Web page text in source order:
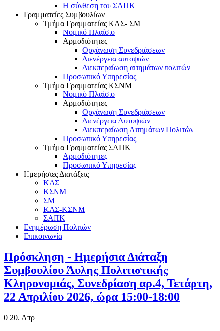
Η σύνθεση του ΣΑΠΚ
Γραμματείες Συμβουλίων
Τμήμα Γραμματείας ΚΑΣ- ΣΜ
Νομικό Πλαίσιο
Αρμοδιότητες
Οργάνωση Συνεδριάσεων
Διενέργεια αυτοψιών
Διεκπεραίωση αιτημάτων πολιτών
Προσωπικό Υπηρεσίας
Τμήμα Γραμματείας ΚΣΝΜ
Νομικό Πλαίσιο
Αρμοδιότητες
Οργάνωση Συνεδριάσεων
Διενέργεια Αυτοψιών
Διεκπεραίωση Αιτημάτων Πολιτών
Προσωπικό Υπηρεσίας
Τμήμα Γραμματείας ΣΑΠΚ
Αρμοδιότητες
Προσωπικό Υπηρεσίας
Ημερήσιες Διατάξεις
ΚΑΣ
ΚΣΝΜ
ΣΜ
ΚΑΣ-ΚΣΝΜ
ΣΑΠΚ
Ενημέρωση Πολιτών
Επικοινωνία
Πρόσκληση - Ημερήσια Διάταξη
Συμβουλίου Άυλης Πολιτιστικής
Κληρονομιάς, Συνεδρίαση αρ.4, Τετάρτη,
22 Απριλίου 2026, ώρα 15:00-18:00
0 20. Απρ